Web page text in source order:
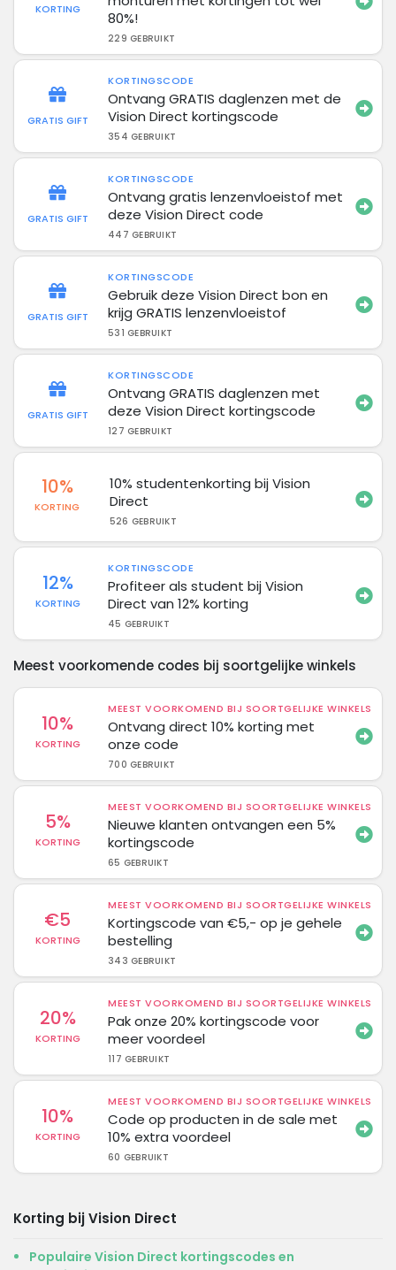
KORTING
80%!
229 GEBRUIKT
GRATIS GIFT
KORTINGSCODE
Ontvang GRATIS daglenzen met de
Vision Direct kortingscode
354 GEBRUIKT
GRATIS GIFT
KORTINGSCODE
Ontvang gratis lenzenvloeistof met
deze Vision Direct code
447 GEBRUIKT
GRATIS GIFT
KORTINGSCODE
Gebruik deze Vision Direct bon en
krijg GRATIS lenzenvloeistof
531 GEBRUIKT
GRATIS GIFT
KORTINGSCODE
Ontvang GRATIS daglenzen met
deze Vision Direct kortingscode
127 GEBRUIKT
10%
KORTING
10% studentenkorting bij Vision
Direct
526 GEBRUIKT
12%
KORTING
KORTINGSCODE
Profiteer als student bij Vision
Direct van 12% korting
45 GEBRUIKT
Meest voorkomende codes bij soortgelijke winkels
10%
KORTING
MEEST VOORKOMEND BIJ SOORTGELIJKE WINKELS
Ontvang direct 10% korting met
onze code
700 GEBRUIKT
5%
KORTING
MEEST VOORKOMEND BIJ SOORTGELIJKE WINKELS
Nieuwe klanten ontvangen een 5%
kortingscode
65 GEBRUIKT
€5
KORTING
MEEST VOORKOMEND BIJ SOORTGELIJKE WINKELS
Kortingscode van €5,- op je gehele
bestelling
343 GEBRUIKT
20%
KORTING
MEEST VOORKOMEND BIJ SOORTGELIJKE WINKELS
Pak onze 20% kortingscode voor
meer voordeel
117 GEBRUIKT
10%
KORTING
MEEST VOORKOMEND BIJ SOORTGELIJKE WINKELS
Code op producten in de sale met
10% extra voordeel
60 GEBRUIKT
Korting bij Vision Direct
Populaire Vision Direct kortingscodes en